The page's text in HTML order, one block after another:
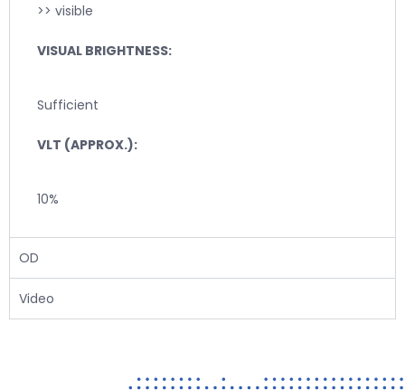
>> visible
VISUAL BRIGHTNESS:
Sufficient
VLT (APPROX.):
10%
OD
Video